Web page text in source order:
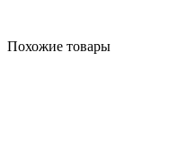
Похожие товары